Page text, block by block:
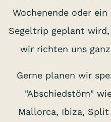
Wochenende oder
Segeltrip geplant
wir richten uns
Gerne planen wir
"Abschiedstörn"
Mallorca, Ibiza,